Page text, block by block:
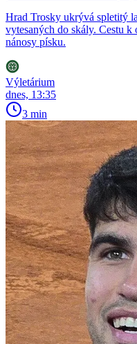
Hrad Trosky ukrývá spletitý
vytesaných do skály. Cestu
nánosy písku.
Výletárium
dnes, 13:35
3 min